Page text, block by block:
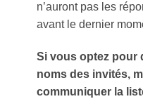
n’auront pas les
avant le dernier
Si vous optez pour
noms des invités,
communiquer la